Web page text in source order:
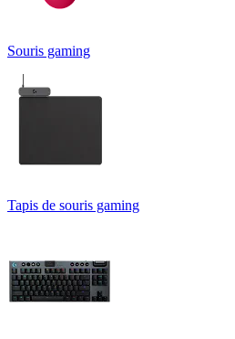
Souris gaming
Tapis de souris gaming